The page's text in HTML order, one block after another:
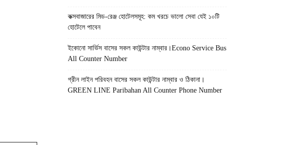
কক্সবাজারের মিড-রেঞ্জ হোটেলসমূহ: কম খরচে ভালো সেবা যেই ১০টি
হোটেলে পাবেন
ইকোনো সার্ভিস বাসের সকল কাউন্টার নাম্বার।Econo Service Bus
All Counter Number
গ্রীন লাইন পরিবহন বাসের সকল কাউন্টার নাম্বার ও ঠিকানা।
GREEN LINE Paribahan All Counter Phone Number